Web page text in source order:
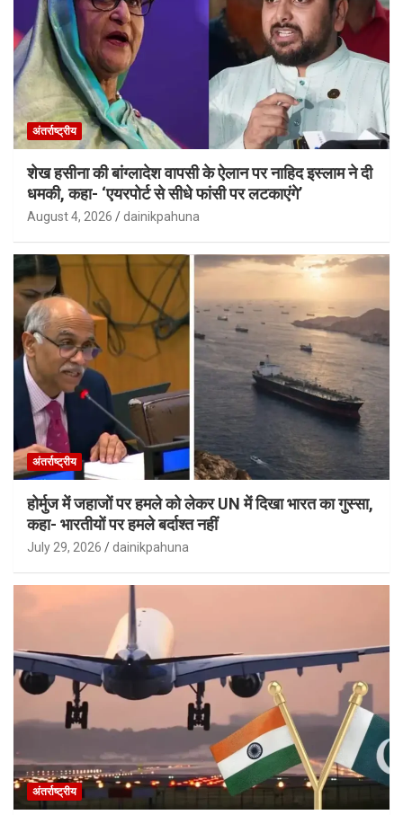
अंतर्राष्ट्रीय
शेख हसीना की बांग्लादेश वापसी के ऐलान पर नाहिद इस्लाम ने दी
धमकी, कहा- ‘एयरपोर्ट से सीधे फांसी पर लटकाएंगे’
August 4, 2026 dainikpahuna
अंतर्राष्ट्रीय
होर्मुज में जहाजों पर हमले को लेकर UN में दिखा भारत का गुस्सा,
कहा- भारतीयों पर हमले बर्दाश्त नहीं
July 29, 2026 dainikpahuna
अंतर्राष्ट्रीय